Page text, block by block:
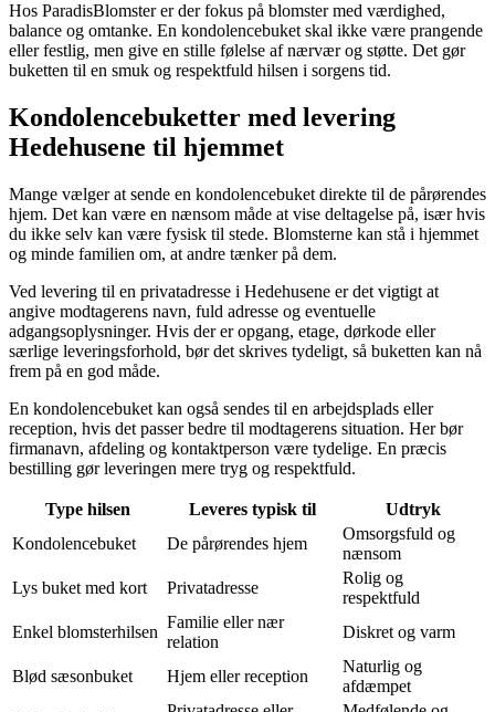
Hos ParadisBlomster er der fokus på blomster med værdighed,
balance og omtanke. En kondolencebuket skal ikke være prangende
eller festlig, men give en stille følelse af nærvær og støtte. Det gør
buketten til en smuk og respektfuld hilsen i sorgens tid.
Kondolencebuketter med levering
Hedehusene til hjemmet
Mange vælger at sende en kondolencebuket direkte til de pårørendes
hjem. Det kan være en nænsom måde at vise deltagelse på, især hvis
du ikke selv kan være fysisk til stede. Blomsterne kan stå i hjemmet
og minde familien om, at andre tænker på dem.
Ved levering til en privatadresse i Hedehusene er det vigtigt at
angive modtagerens navn, fuld adresse og eventuelle
adgangsoplysninger. Hvis der er opgang, etage, dørkode eller
særlige leveringsforhold, bør det skrives tydeligt, så buketten kan nå
frem på en god måde.
En kondolencebuket kan også sendes til en arbejdsplads eller
reception, hvis det passer bedre til modtagerens situation. Her bør
firmanavn, afdeling og kontaktperson være tydelige. En præcis
bestilling gør leveringen mere tryg og respektfuld.
Type hilsen Leveres typisk til
Udtryk
Kondolencebuket
De pårørendes hjem
Omsorgsfuld og
nænsom
Lys buket med kort
Privatadresse
Rolig og
respektfuld
Enkel blomsterhilsen
Familie eller nær
relation
Diskret og varm
Blød sæsonbuket Hjem eller reception
Naturlig og
afdæmpet